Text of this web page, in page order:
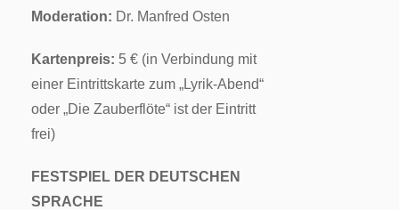
Moderation: Dr. Manfred Osten
Kartenpreis: 5 € (in Verbindung mit
einer Eintrittskarte zum „Lyrik-Abend“
oder „Die Zauberflöte“ ist der Eintritt
frei)
FESTSPIEL DER DEUTSCHEN
SPRACHE